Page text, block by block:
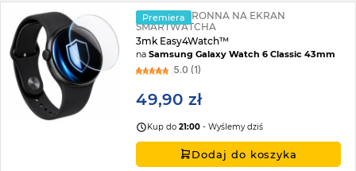
Premiera
FOLIA OCHRONNA NA EKRAN
SMARTWATCHA
3mk Easy4Watch™
naSamsung Galaxy Watch 6 Classic 43mm
5.0 (1)
49,90 zł
Kup do21:00 - Wyślemy dziś
Dodaj do koszyka